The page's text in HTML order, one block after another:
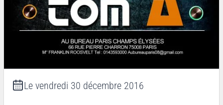
Le vendredi 30 décembre 2016